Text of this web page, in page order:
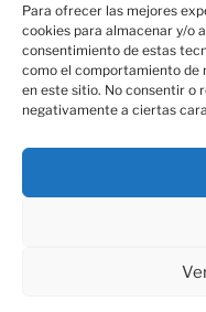
Para ofrecer las mejores
cookies para almacenar y/o
consentimiento de estas
como el comportamiento de
en este sitio. No consentir o
negativamente a ciertas
CONTACTO
fundacion@magtel.es
Parque Empresarial
C/Gabriel Ramos
14014 Córdoba